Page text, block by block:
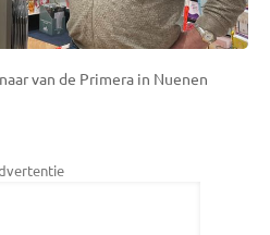
van de Primera in Nuenen